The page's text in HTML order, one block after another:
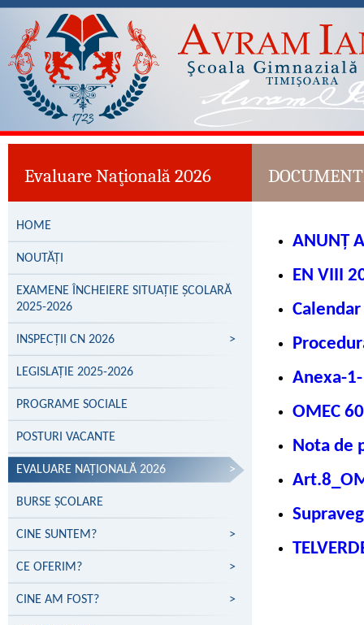
Evaluare Naţională 2026
HOME
NOUTĂȚI
EXAMENE ÎNCHEIERE SITUAȚIE ȘCOLARĂ
2025-2026
INSPECȚII CN 2026 >
LEGISLAȚIE 2025-2026
PROGRAME SOCIALE
POSTURI VACANTE
EVALUARE NAŢIONALĂ 2026 >
BURSE ȘCOLARE
CINE SUNTEM? >
CE OFERIM? >
CINE AM FOST? >
ANUNȚ
EN VIII
Anexa-
OMEC
Nota de